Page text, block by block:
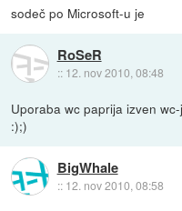
sodeč po Microsoft-u je
RoSeR
:: 12. nov 2010, 08:48
Uporaba wc paprija izven
:);)
BigWhale
:: 12. nov 2010, 08:58